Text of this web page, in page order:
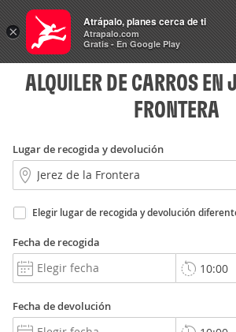
Rent
a Car
ALQUILER DE CARROS EN
FRONTERA
Lugar de recogida y devolución
Elegir lugar de recogida y devolución
Fecha de recogida
Fecha de devolución
×
Atrápalo, planes cerca de ti
Atrapalo.com
Gratis - En Google Play